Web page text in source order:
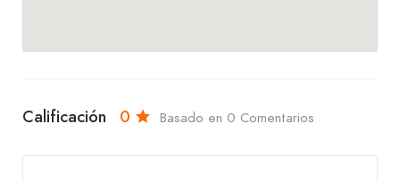
Calificación 0 Basado en 0 Comentarios